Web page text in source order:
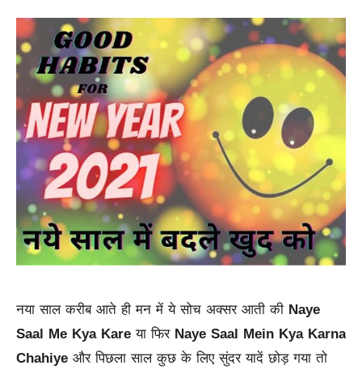
नया साल करीब आते ही मन में ये सोच अक्सर आती की Naye
Saal Me Kya Kare या फिर Naye Saal Mein Kya Karna
Chahiye और पिछला साल कुछ के लिए सुंदर यादें छोड़ गया तो